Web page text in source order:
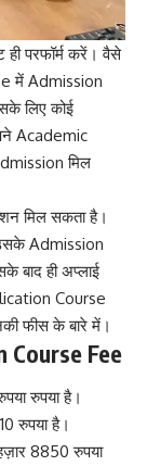
ही परफॉर्म करें। वैसे
में Admission
लिए कोई
Academic
मिल
मिल सकता है।
Admission
ही अप्लाई
Course
फीस के बारे में।
Course Fee
रुपया है।
रुपया है।
8850 रुपया